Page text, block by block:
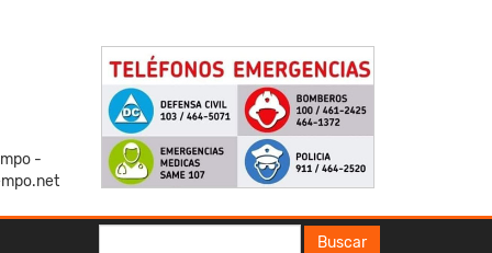
-
Buscar